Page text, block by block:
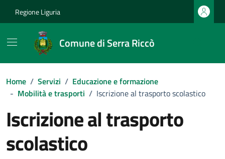
Regione Liguria
Comune di Serra Riccò
Home / Servizi / Educazione e formazione
- Mobilità e trasporti / Iscrizione al trasporto scolastico
Iscrizione al trasporto
scolastico